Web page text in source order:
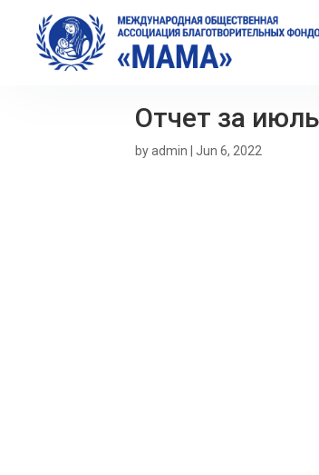
Отчет за
byadmin |Jun 6, 2022